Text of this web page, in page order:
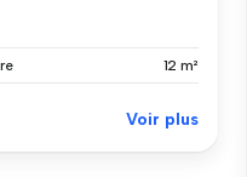
12 m²
Voir plus